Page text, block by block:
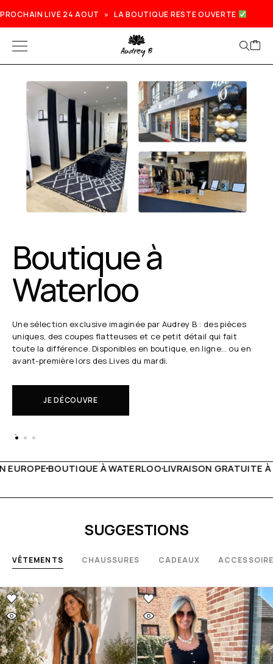
PROCHAIN LIVE 24 AOUT » LA BOUTIQUE RESTE OUVERTE
Boutique à
Waterloo
Une sélection exclusive imaginée par Audrey B : des pièces
uniques, des coupes flatteuses et ce petit détail qui fait
toute la différence. Disponibles en boutique, en ligne… ou en
avant-première lors des Lives du mardi.
JE DÉCOUVRE
LIVRAISON GRATUITE À PARTIR DE 150€LIVE
SUGGESTIONS
VÊTEMENTS CHAUSSURES CADEAUX